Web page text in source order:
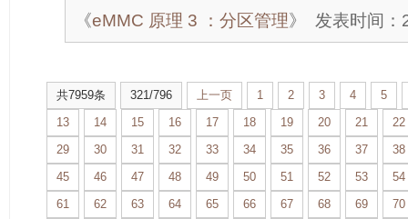
《eMMC 原理 3 ：分区管理》 发表时间
共7959条 321/796 上一页 1 2 3 4
5
13
14 15 16 17 18 19 20 21
22
29
30 31 32 33 34 35 36 37
38
45
46 47 48 49 50 51 52 53
54
61
62 63 64 65 66 67 68 69
70